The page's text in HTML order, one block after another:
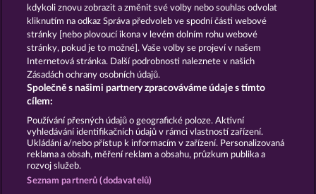
Maaax Diamonds Wild Rapa Nui
Podmínky Prohlášení o ochraně údajů
Kontakt
kdykoli znovu zobrazit a změnit své volby nebo souhlas odvolat
kliknutím na odkaz Správa předvoleb ve spodní části webové
stránky [nebo plovoucí ikona v levém dolním rohu webové
stránky, pokud je to možné]. Vaše volby se projeví v našem
Internetová stránka. Další podrobnosti naleznete v našich
Zásadách ochrany osobních údajů.
Společně s našimi partnery zpracováváme údaje s tímto
cílem:
Používání přesných údajů o geografické poloze. Aktivní
vyhledávání identifikačních údajů v rámci vlastností zařízení.
Ukládání a/nebo přístup k informacím v zařízení. Personalizovaná
reklama a obsah, měření reklam a obsahu, průzkum publika a
rozvoj služeb.
Seznam partnerů (dodavatelů)